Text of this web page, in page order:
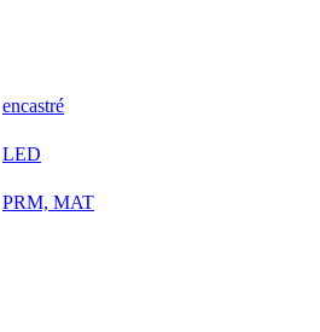
encastré
LED
PRM, MAT